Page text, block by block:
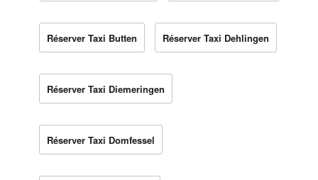
Réserver Taxi Butten Réserver Taxi Dehlingen
Réserver Taxi Diemeringen
Réserver Taxi Domfessel